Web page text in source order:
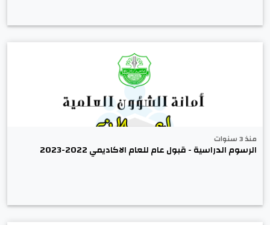
منذ 3 سنوات
الرسوم الدراسية - قبول عام للعام الاكاديمي 2022-2023